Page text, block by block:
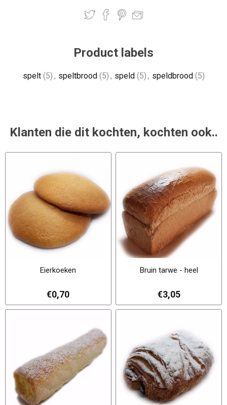
Product labels
spelt (5) , speltbrood (5) , speld (5) , speldbrood (5)
Klanten die dit kochten, kochten ook..
Eierkoeken
€0,70
Bruin tarwe - heel
€3,05